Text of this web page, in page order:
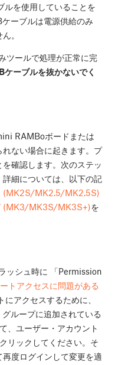
ルを使用していることを
ーブルは電源供給のみ
。
ツールで処理が正常に完
ケーブルを抜かないでく
RAMBoボードまたは
ない場合に起きます。プ
確認します。次のステッ
細については、以下の記
(MK2S/MK2.5/MK2.5S)
(MK3/MK3S/MK3S+)を
ッシュ時に 「Permission
トアクセスに問題がある
にアクセスするために、
ループに追加されている
、ユーザー・アカウント
リックしてください。そ
度ログインして変更を適